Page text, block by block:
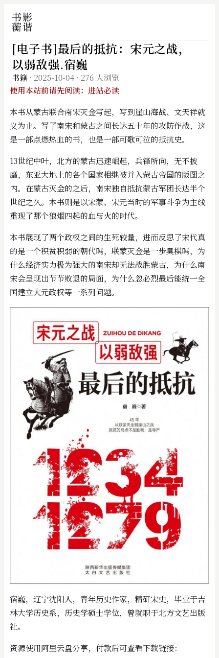
[电子书]最后的抵抗：宋元之战，
以弱敌强.宿巍
书籍 · 2025-10-04 · 276 人浏览
使用本站前请先阅读：进站必读
本书从蒙古联合南宋灭金写起，写到崖山海战、文天祥就
义为止。写了南宋和蒙古之间长达五十年的攻防作战，这
是一部点燃热血的书，也是一部可歌可泣的抵抗史。
13世纪中叶，北方的蒙古迅速崛起，兵锋所向，无不披
靡，东亚大地上的各个国家相继被并入蒙古帝国的版图之
内。在蒙古灭金的之后，南宋独自抵抗蒙古军团长达半个
世纪之久。本书则是以宋蒙、宋元当时的军事斗争为主线
重现了那个狼烟四起的血与火的时代。
本书展现了两个政权之间的生死较量，进而反思了宋代真
的是一个积贫积弱的朝代吗，联蒙灭金是一步臭棋吗，为
什么经济实力极为强大的南宋却无法战胜蒙古，为什么南
宋会呈现出节节败退的局面，为什么忽必烈最后能统一全
国建立大元政权等一系列问题。
宿巍，辽宁沈阳人，青年历史作家，精研宋史，毕业于吉
林大学历史系，历史学硕士学位，曾就职于北方文艺出版
社。
资源使用阿里云盘分享，付款后可查看下载链接：